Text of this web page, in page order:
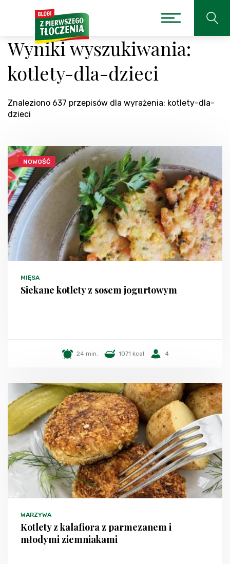
Wyniki wyszukiwania:
kotlety-dla-dzieci
Znaleziono 637 przepisów dla wyrażenia: kotlety-dla-
dzieci
NOWOŚĆ
MIĘSA
Siekane kotlety z sosem jogurtowym
24 min. 1071 kcal 4
WARZYWA
Kotlety z kalafiora z parmezanem i
młodymi ziemniakami